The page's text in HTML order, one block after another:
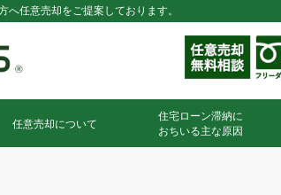
任意売却をご提案しております。
任意売却について
住宅ローン滞納に
おちいる主な原因